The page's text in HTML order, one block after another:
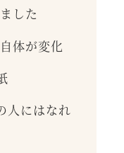
した
体が変化
人にはなれ